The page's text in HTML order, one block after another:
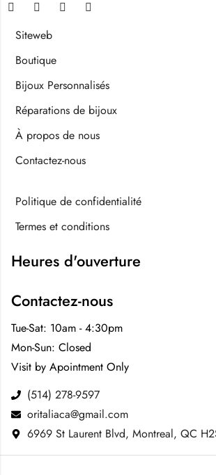
Siteweb
Boutique
Bijoux Personnalisés
Réparations de bijoux
À propos de nous
Contactez-nous
Politique de confidentialité
Termes et conditions
Heures d'ouverture
Contactez-nous
Tue-Sat: 10am - 4:30pm
Mon-Sun: Closed
Visit by Apointment Only
(514) 278-9597
oritaliaca@gmail.com
6969 St Laurent Blvd, Montreal, QC